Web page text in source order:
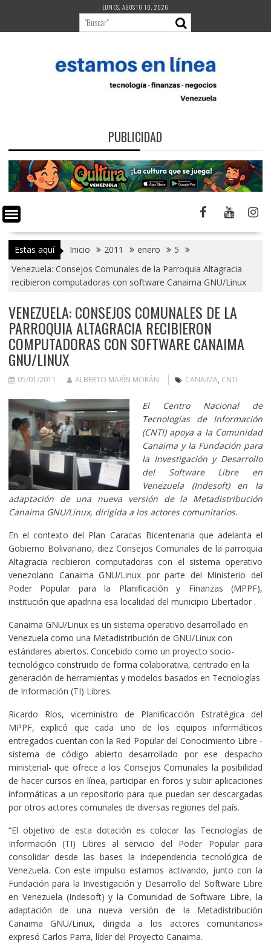
contenido
LUNES, AGOSTO 10, 2026
PUBLICIDAD
Estas aquí Inicio 2011 enero
5
Venezuela: Consejos Comunales de la Parroquia Altagracia
recibieron computadoras con software Canaima GNU/Linux
VENEZUELA: CONSEJOS COMUNALES DE LA
PARROQUIA ALTAGRACIA RECIBIERON
COMPUTADORAS CON SOFTWARE CANAIMA
GNU/LINUX
05/01/2011 ALBERTO MARÍN MORÁN CANAIMA, CNTI
El Centro Nacional de
Tecnologías de Información
(CNTI) apoya a la Comunidad
Canaima y la Fundación para
la Investigación y Desarrollo
del Software Libre en
Venezuela (Indesoft) en la
adaptación de una nueva versión de la Metadistribución
Canaima GNU/Linux, dirigida a los actores comunitarios.
En el contexto del Plan Caracas Bicentenaria que adelanta el
Gobierno Bolivariano, diez Consejos Comunales de la parroquia
Altagracia recibieron computadoras con el sistema operativo
venezolano Canaima GNU/Linux por parte del Ministerio del
Poder Popular para la Planificación y Finanzas (MPPF),
institución que apadrina esa localidad del municipio Libertador .
Canaima GNU/Linux es un sistema operativo desarrollado en
Venezuela como una Metadistribución de GNU/Linux con
estándares abiertos. Concebido como un proyecto socio-
tecnológico construido de forma colaborativa, centrado en la
generación de herramientas y modelos basados en Tecnologías
de Información (TI) Libres.
Ricardo Ríos, viceministro de Planificacción Estratégica del
MPPF, explicó que cada uno de los equipos informáticos
entregados cuentan con la Red Popular del Conocimiento Libre -
sistema de código abierto desarrollado por ese despacho
ministerial- que ofrece a los Consejos Comunales la posibilidad
de hacer cursos en línea, participar en foros y subir aplicaciones
informáticas a un repositorio para que puedan ser descargadas
por otros actores comunales de diversas regiones del país.
“El objetivo de esta dotación es colocar las Tecnologías de
Información (TI) Libres al servicio del Poder Popular para
consolidar desde las bases la independencia tecnológica de
Venezuela. Con este impulso estamos activando, junto con la
Fundación para la Investigación y Desarrollo del Software Libre
en Venezuela (Indesoft) y la Comunidad de Software Libre, la
adaptación de una nueva versión de la Metadistribución
Canaima GNU/Linux, dirigida a los actores comunitarios»
expresó Carlos Parra, líder del Proyecto Canaima.